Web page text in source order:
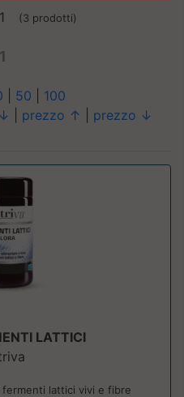
(3 prodotti)
1
50
100
prezzo ↑ prezzo ↓
LATTICI
lattici vivi e fibre